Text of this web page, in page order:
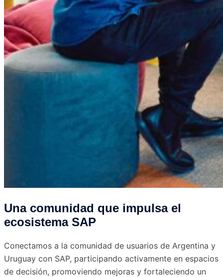
Una comunidad que impulsa el
ecosistema SAP
Conectamos a la comunidad de usuarios de Argentina y
Uruguay con SAP, participando activamente en espacios
de decisión, promoviendo mejoras y fortaleciendo un